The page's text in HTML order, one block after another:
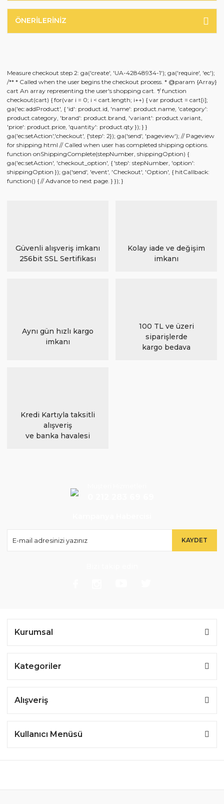
ÖNERILERINIZ
Measure checkout step 2: ga('create', 'UA-42848934-1'); ga('require', 'ec');
/** * Called when the user begins the checkout process. * @param {Array}
cart An array representing the user's shopping cart. */ function
checkout(cart) { for(var i = 0; i < cart.length; i++) { var product = cart[i];
ga('ec:addProduct', { 'id': product.id, 'name': product.name, 'category':
product.category, 'brand': product.brand, 'variant': product.variant,
'price': product.price, 'quantity': product.qty }); } }
ga('ec:setAction','checkout', {'step': 2}); ga('send', 'pageview'); // Pageview
for shipping.html // Called when user has completed shipping options.
function onShippingComplete(stepNumber, shippingOption) {
ga('ec:setAction', 'checkout_option', { 'step': stepNumber, 'option':
shippingOption }); ga('send', 'event', 'Checkout', 'Option', { hitCallback:
function() { // Advance to next page. } }); }
Güvenli alışveriş imkanı
256bit SSL Sertifikası
Kolay iade ve değişim
imkanı
Aynı gün hızlı kargo
imkanı
100 TL ve üzeri
siparişlerde
kargo bedava
Kredi Kartıyla taksitli
alışveriş
ve banka havalesi
KAYDET
Kurumsal
Kategoriler
Alışveriş
Kullanıcı Menüsü